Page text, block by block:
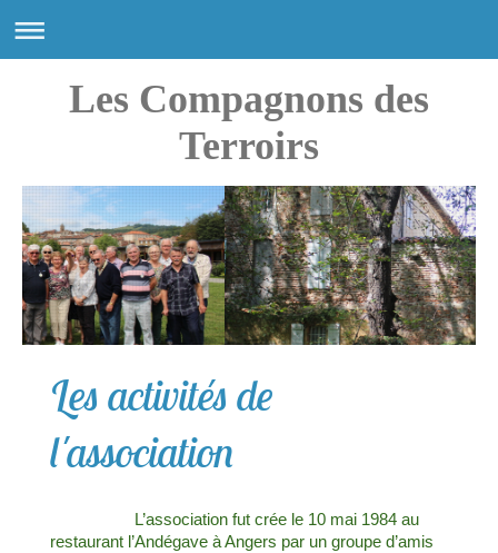
Les Compagnons des
Terroirs
Les activités de
l'association
L’association fut crée le 10 mai 1984 au
restaurant l’Andégave à Angers par un groupe d’amis